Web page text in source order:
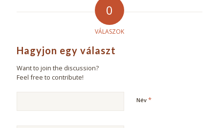
0
VÁLASZOK
Hagyjon egy választ
Want to join the discussion?
Feel free to contribute!
Név *